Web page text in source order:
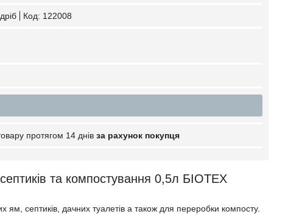
Код: 122008
протягом 14 днів за рахунок покупця
та компостування 0,5л БІОТЕХ
септиків, дачних туалетів а також для переробки компосту.